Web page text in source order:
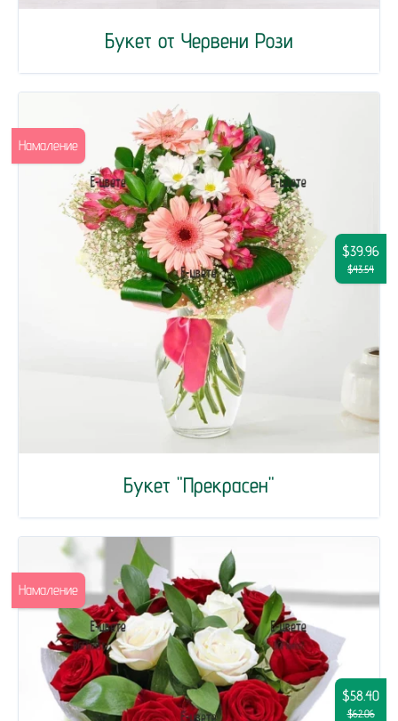
Букет от Червени Рози
Букет "Прекрасен"
$39.96
$43.54
Намаление
$58.40
$62.06
Намаление